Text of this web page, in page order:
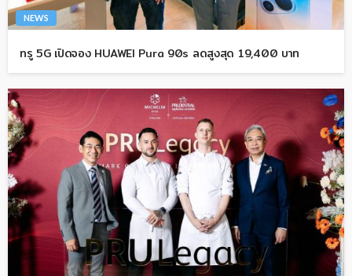
NEWS
ทรู 5G เปิดจอง HUAWEI Pura 90s ลดสูงสุด 19,400 บาท